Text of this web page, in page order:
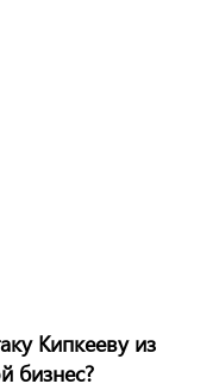
Кипкееву из
бизнес?